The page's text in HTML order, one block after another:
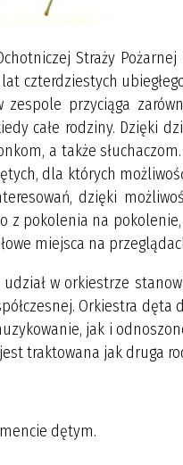
Straży
czterdziestych
zespole przyciąga
całe rodziny. Dzięki
a także
dla których
dzięki
z pokolenia na
miejsca na
w orkiestrze
Orkiestra
jak i
traktowana jak druga
dętym.